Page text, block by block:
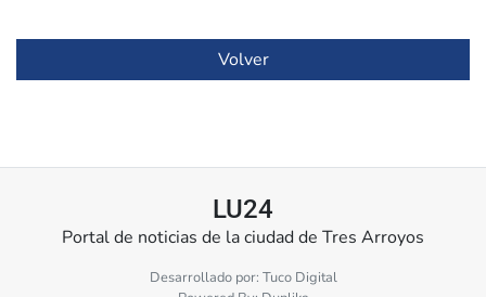
Volver
LU24
Portal de noticias de la ciudad de Tres Arroyos
Desarrollado por: Tuco Digital